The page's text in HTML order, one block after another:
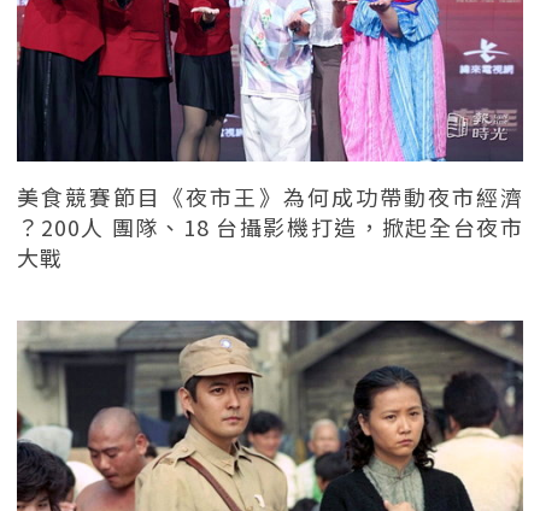
美食競賽節目《夜市王》為何成功帶動夜市經濟
？200人 團隊、18 台攝影機打造，掀起全台夜市
大戰